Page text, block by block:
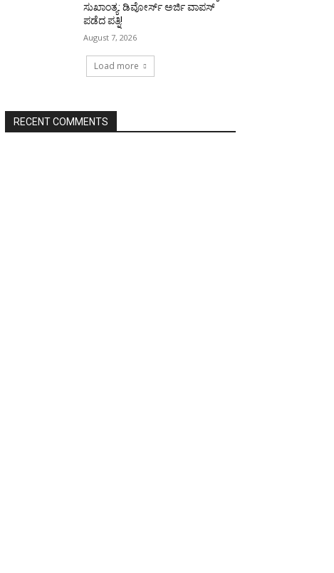
ಸುಖಾಂತ್ಯ: ಡಿವೋರ್ಸ್‌ ಅರ್ಜಿ ವಾಪಸ್‌
ಪಡೆದ ಪತ್ನಿ!
August 7, 2026
Load more
RECENT COMMENTS